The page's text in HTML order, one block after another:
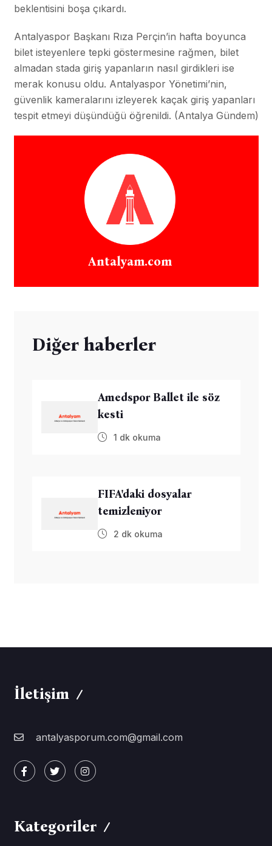
beklentisini boşa çıkardı.
Antalyaspor Başkanı Rıza Perçin’in hafta boyunca
bilet isteyenlere tepki göstermesine rağmen, bilet
almadan stada giriş yapanların nasıl girdikleri ise
merak konusu oldu. Antalyaspor Yönetimi’nin,
güvenlik kameralarını izleyerek kaçak giriş yapanları
tespit etmeyi düşündüğü öğrenildi. (Antalya Gündem)
Antalyam.com
Diğer haberler
Amedspor Ballet ile söz
kesti
1 dk okuma
FIFA'daki dosyalar
temizleniyor
2 dk okuma
İletişim
antalyasporum.com@gmail.com
Kategoriler